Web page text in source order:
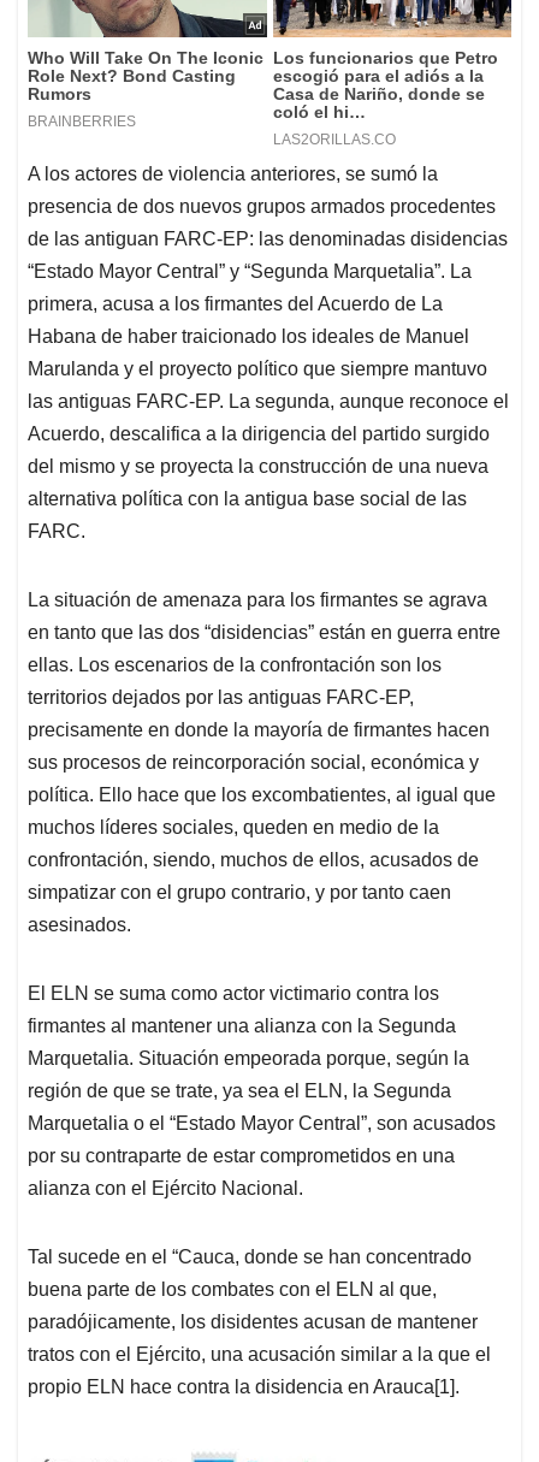
A los actores de violencia anteriores, se sumó la
presencia de dos nuevos grupos armados procedentes
de las antiguan FARC-EP: las denominadas disidencias
“Estado Mayor Central” y “Segunda Marquetalia”. La
primera, acusa a los firmantes del Acuerdo de La
Habana de haber traicionado los ideales de Manuel
Marulanda y el proyecto político que siempre mantuvo
las antiguas FARC-EP. La segunda, aunque reconoce el
Acuerdo, descalifica a la dirigencia del partido surgido
del mismo y se proyecta la construcción de una nueva
alternativa política con la antigua base social de las
FARC.
La situación de amenaza para los firmantes se agrava
en tanto que las dos “disidencias” están en guerra entre
ellas. Los escenarios de la confrontación son los
territorios dejados por las antiguas FARC-EP,
precisamente en donde la mayoría de firmantes hacen
sus procesos de reincorporación social, económica y
política. Ello hace que los excombatientes, al igual que
muchos líderes sociales, queden en medio de la
confrontación, siendo, muchos de ellos, acusados de
simpatizar con el grupo contrario, y por tanto caen
asesinados.
El ELN se suma como actor victimario contra los
firmantes al mantener una alianza con la Segunda
Marquetalia. Situación empeorada porque, según la
región de que se trate, ya sea el ELN, la Segunda
Marquetalia o el “Estado Mayor Central”, son acusados
por su contraparte de estar comprometidos en una
alianza con el Ejército Nacional.
Tal sucede en el “Cauca, donde se han concentrado
buena parte de los combates con el ELN al que,
paradójicamente, los disidentes acusan de mantener
tratos con el Ejército, una acusación similar a la que el
propio ELN hace contra la disidencia en Arauca[1].